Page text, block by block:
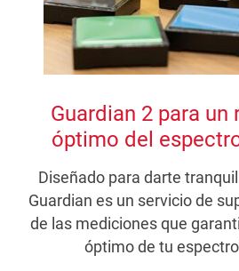
Guardian 2 para
óptimo del
Diseñado para darte
Guardian es un servicio de
de las mediciones que
óptimo de tu